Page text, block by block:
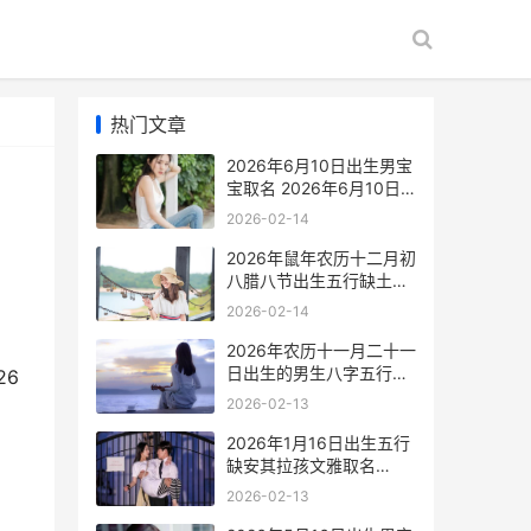
热门文章
2026年6月10日出生男宝
宝取名 2026年6月10日
出生好吗
2026-02-14
2026年鼠年农历十二月初
八腊八节出生五行缺土女
宝宝名字 2026年鼠农历
分
2026-02-14
2026年农历十一月二十一
日出生的男生八字五行取
名锦集 2026年农历十一
2026-02-13
2026年1月16日出生五行
缺安其拉孩文雅取名
2026年1月16日出生的男
2026-02-13